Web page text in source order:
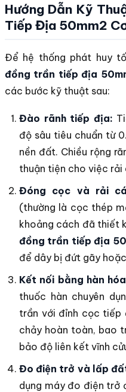
Hướng Dẫn Kỹ
Tiếp Địa 50mm2
Để hệ thống phát huy
đồng trần tiếp địa
các bước kỹ thuật sau:
Đào rãnh tiếp địa:
độ sâu tiêu chuẩn từ
nền đất. Chiều rộng
thuận tiện cho việc rải
Đóng cọc và rải
(thường là cọc thép
khoảng cách đã thiết
đồng trần tiếp địa
để dây bị đứt gãy
Kết nối bằng hàn
thuốc hàn chuyên
trần với đỉnh cọc tiếp
chảy hoàn toàn, bao
bảo độ liên kết vĩnh
Đo điện trở và lấp
dụng máy đo điện trở